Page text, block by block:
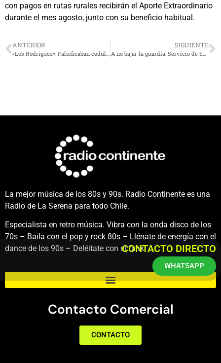
con pagos en rutas rurales recibirán el Aporte Extraordinario
durante el mes agosto, junto con su beneficio habitual.
ANTERIOR
«Los Rodriguez»: Falsificaban cédulas de identidad y se las vendían a extranjeros
SIGUIENTE
A no bajar la guardia: Servicio de Salud llama a cuidarse en este invierno que recién comienza
La mejor música de los 80s y 90s. Radio Continente es una
Radio de La Serena para todo Chile.
Especialista en retro música. Vibra con la onda disco de los
70s – Baila con el pop y rock 80s – Llénate de energía con el
dance de los 90s – Deléitate con el funk.
Contacto Comercial
CONTACTO
CONTACTO DIRECTO
WHATSAPP